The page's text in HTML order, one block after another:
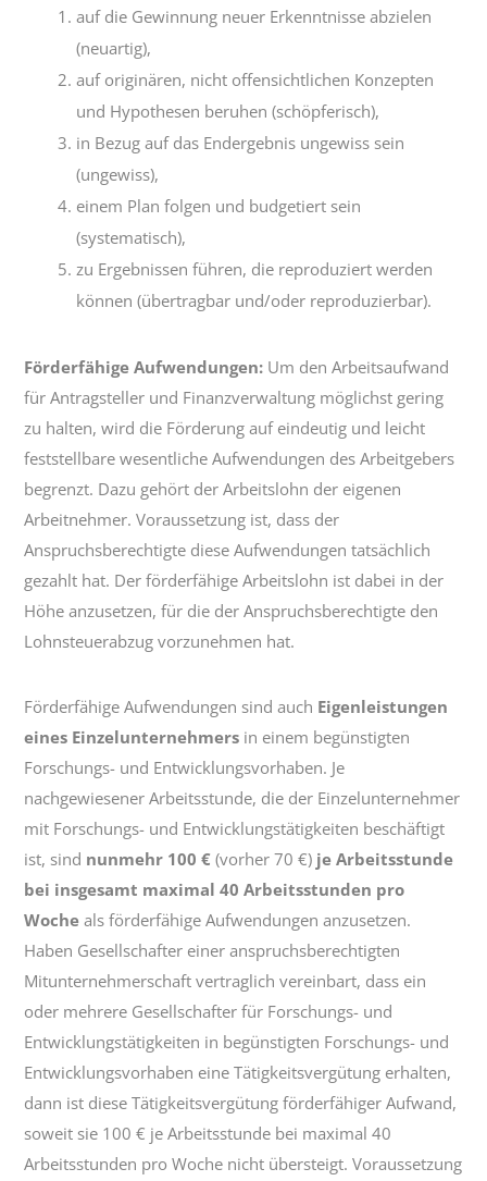
auf die Gewinnung neuer Erkenntnisse abzielen
(neuartig),
auf originären, nicht offensichtlichen Konzepten
und Hypothesen beruhen (schöpferisch),
in Bezug auf das Endergebnis ungewiss sein
(ungewiss),
einem Plan folgen und budgetiert sein
(systematisch),
zu Ergebnissen führen, die reproduziert werden
können (übertragbar und/oder reproduzierbar).
Förderfähige Aufwendungen: Um den Arbeitsaufwand
für Antragsteller und Finanzverwaltung möglichst gering
zu halten, wird die Förderung auf eindeutig und leicht
feststellbare wesentliche Aufwendungen des Arbeitgebers
begrenzt. Dazu gehört der Arbeitslohn der eigenen
Arbeitnehmer. Voraussetzung ist, dass der
Anspruchsberechtigte diese Aufwendungen tatsächlich
gezahlt hat. Der förderfähige Arbeitslohn ist dabei in der
Höhe anzusetzen, für die der Anspruchsberechtigte den
Lohnsteuerabzug vorzunehmen hat.
Förderfähige Aufwendungen sind auch Eigenleistungen
eines Einzelunternehmers in einem begünstigten
Forschungs- und Entwicklungsvorhaben. Je
nachgewiesener Arbeitsstunde, die der Einzelunternehmer
mit Forschungs- und Entwicklungstätigkeiten beschäftigt
ist, sind nunmehr 100 € (vorher 70 €) je Arbeitsstunde
bei insgesamt maximal 40 Arbeitsstunden pro
Woche als förderfähige Aufwendungen anzusetzen.
Haben Gesellschafter einer anspruchsberechtigten
Mitunternehmerschaft vertraglich vereinbart, dass ein
oder mehrere Gesellschafter für Forschungs- und
Entwicklungstätigkeiten in begünstigten Forschungs- und
Entwicklungsvorhaben eine Tätigkeitsvergütung erhalten,
dann ist diese Tätigkeitsvergütung förderfähiger Aufwand,
soweit sie 100 € je Arbeitsstunde bei maximal 40
Arbeitsstunden pro Woche nicht übersteigt. Voraussetzung